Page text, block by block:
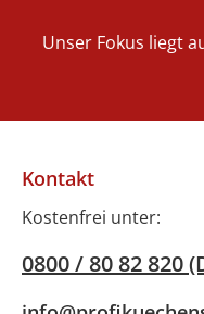
21 Litern
können Sie
Unser Fokus liegt
Kontakt
Kostenfrei unter:
0800 / 80 82 820